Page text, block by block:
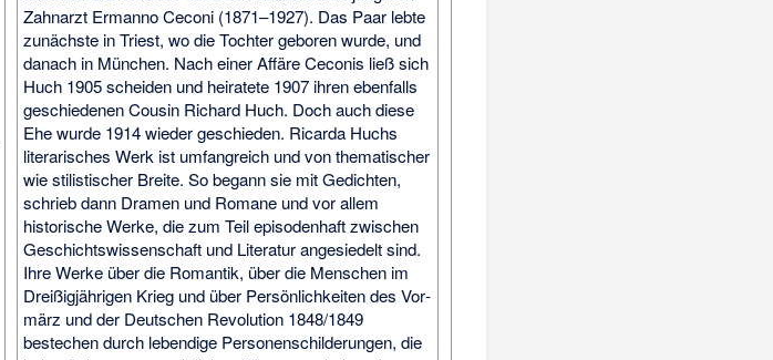
Zahn­arzt Ermanno Ceconi (1871–1927). Das Paar lebte
zunächste in Triest, wo die Tochter geboren wurde, und
danach in München. Nach einer Affäre Ceconis ließ sich
Huch 1905 scheiden und heiratete 1907 ihren eben­falls
geschiedenen Cousin Richard Huch. Doch auch diese
Ehe wurde 1914 wieder geschieden. Ricarda Huchs
literarisches Werk ist umfang­reich und von thematischer
wie stilis­tischer Breite. So begann sie mit Gedichten,
schrieb dann Dramen und Romane und vor allem
historische Werke, die zum Teil episoden­haft zwischen
Geschichts­wissenschaft und Literatur ange­siedelt sind.
Ihre Werke über die Romantik, über die Menschen im
Dreißig­jährigen Krieg und über Persön­lich­keiten des Vor­
märz und der Deutschen Revolution 1848/1849
bestechen durch lebendige Personen­schilde­rungen, die